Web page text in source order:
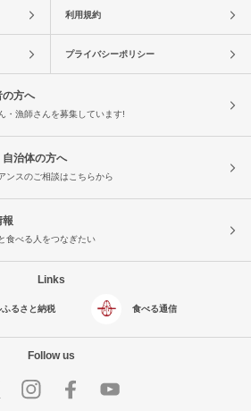
利用規約
プライバシーポリシー
の方へ
・漁師さんを募集しています!
自治体の方へ
ンスのご相談はこちらから
報
食べる人をつなぎたい
Links
ふるさと納税 食べる通信
Follow us